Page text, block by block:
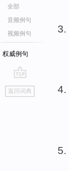
全部
音频例句
视频例句
权威例句
go
top
返回词典